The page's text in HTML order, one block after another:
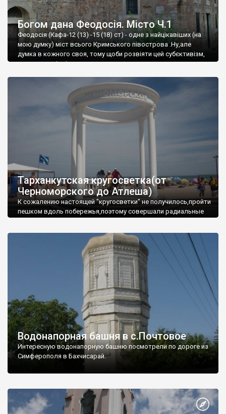
Богом дана Феодосія. Місто Ч.1
Феодосія (Кафа-12 (13) -15 (18) ст) - одне з найцікавіших (на
мою думку) міст всього Кримського півострова .Ну,але
думка в кожного своя, тому щоби розвіяти цей субєктивізм,
запрошую відвідати це
Тарханкутская кругосветка(от
Черноморского до Атлеша)
К сожалению настоящей "кругосветки" не получилось,пройти
пешком вдоль побережья,поэтому совершали радиальные
Водонапорная башня в с.Почтовое
Интересную водонапорную башню посмотрели по дороге из
Симферополя в Бахчисарай.